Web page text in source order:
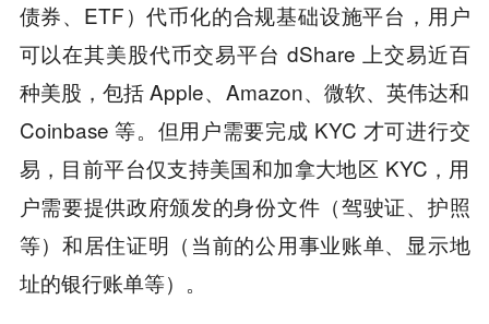
债券、ETF）代币化的合规基础设施平台，用户
可以在其美股代币交易平台 dShare 上交易近百
种美股，包括 Apple、Amazon、微软、英伟达和
Coinbase 等。但用户需要完成 KYC 才可进行交
易，目前平台仅支持美国和加拿大地区 KYC，用
户需要提供政府颁发的身份文件（驾驶证、护照
等）和居住证明（当前的公用事业账单、显示地
址的银行账单等）。